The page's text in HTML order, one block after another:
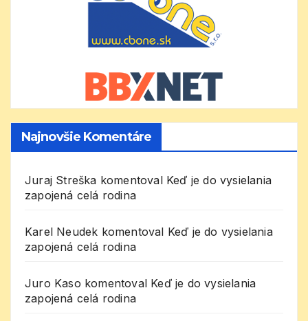
Najnovšie Komentáre
Juraj Streška komentoval Keď je do vysielania
zapojená celá rodina
Karel Neudek komentoval Keď je do vysielania
zapojená celá rodina
Juro Kaso komentoval Keď je do vysielania
zapojená celá rodina